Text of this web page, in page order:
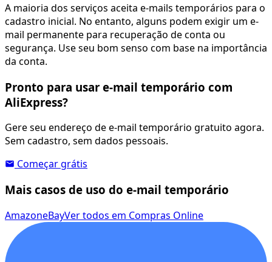
A maioria dos serviços aceita e-mails temporários para o
cadastro inicial. No entanto, alguns podem exigir um e-
mail permanente para recuperação de conta ou
segurança. Use seu bom senso com base na importância
da conta.
Pronto para usar e-mail temporário com
AliExpress?
Gere seu endereço de e-mail temporário gratuito agora.
Sem cadastro, sem dados pessoais.
Começar grátis
Mais casos de uso do e-mail temporário
AmazoneBayVer todos em Compras Online